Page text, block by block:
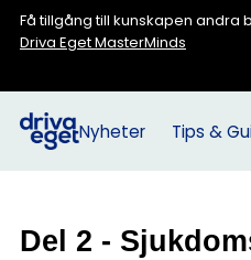
Få tillgång till kunskapen andra
Driva Eget MasterMinds
Nyheter Tips &
Del 2 -